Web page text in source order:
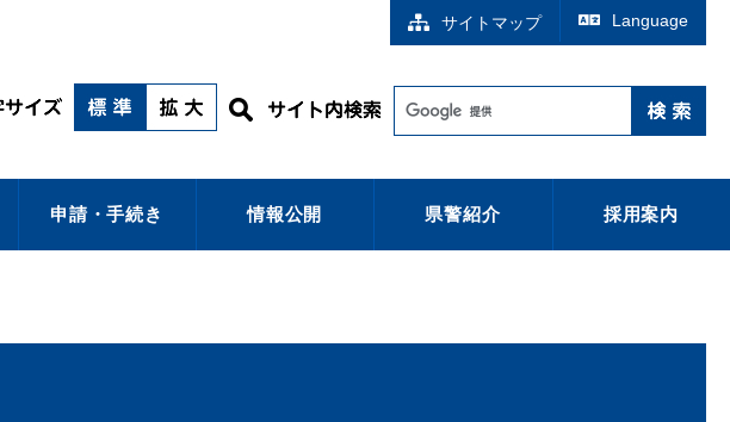
サイトマップ Language
申請・手続き 情報公開 県警紹介 採用案内